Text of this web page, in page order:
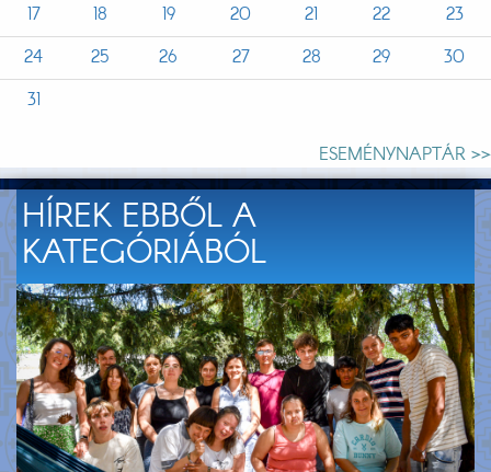
17
18 19 20 21 22
23
24
25 26 27 28 29
30
31
ESEMÉNYNAPTÁR >>
HÍREK EBBŐL A
KATEGÓRIÁBÓL